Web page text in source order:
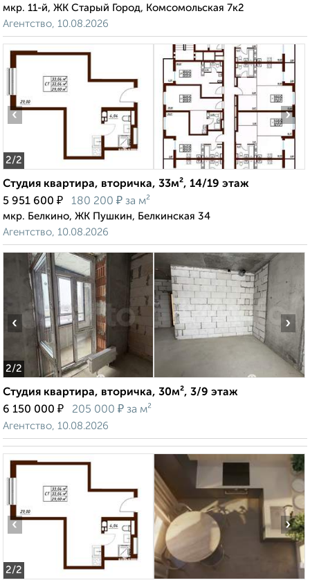
мкр. 11-й, ЖК Старый Город, Комсомольская 7к2
Агентство, 10.08.2026
2/2
‹ ›
Студия квартира, вторичка, 33м², 14/19 этаж
5 951 600 ₽ 180 200 ₽ за м²
мкр. Белкино, ЖК Пушкин, Белкинская 34
Агентство, 10.08.2026
2/2
‹ ›
Студия квартира, вторичка, 30м², 3/9 этаж
6 150 000 ₽ 205 000 ₽ за м²
Агентство, 10.08.2026
2/2
‹ ›